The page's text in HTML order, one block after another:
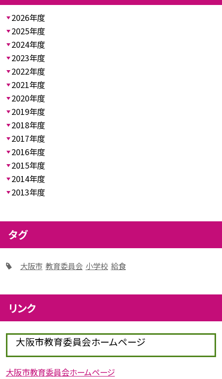
2026年度
2025年度
2024年度
2023年度
2022年度
2021年度
2020年度
2019年度
2018年度
2017年度
2016年度
2015年度
2014年度
2013年度
タグ
大阪市 教育委員会 小学校 給食
リンク
大阪市教育委員会ホームページ
大阪市教育委員会ホームページ